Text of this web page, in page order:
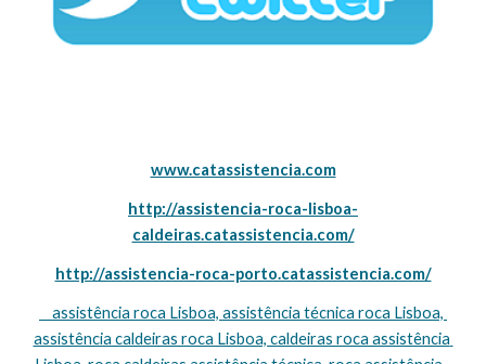
www.catassistencia.com
http://assistencia-roca-lisboa-
caldeiras.catassistencia.com/
http://assistencia-roca-porto.catassistencia.com/
assistência caldeiras roca Lisboa, caldeiras roca assistência